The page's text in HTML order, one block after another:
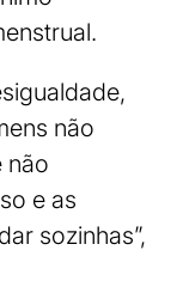
não
não
e as
sozinhas”,